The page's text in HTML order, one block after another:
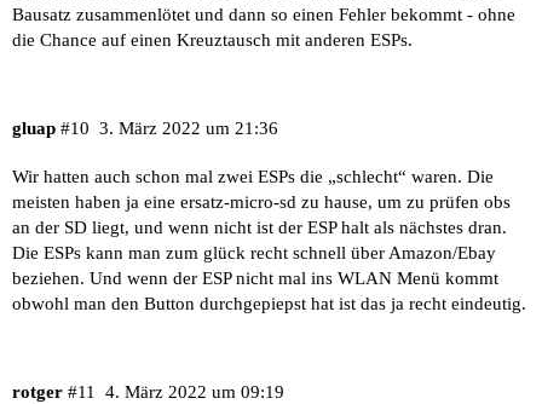
Bausatz zusammenlötet und dann so einen Fehler bekommt - ohne
die Chance auf einen Kreuztausch mit anderen ESPs.
gluap 3. März 2022 um 21:36
#10
Wir hatten auch schon mal zwei ESPs die „schlecht“ waren. Die
meisten haben ja eine ersatz-micro-sd zu hause, um zu prüfen obs
an der SD liegt, und wenn nicht ist der ESP halt als nächstes dran.
Die ESPs kann man zum glück recht schnell über Amazon/Ebay
beziehen. Und wenn der ESP nicht mal ins WLAN Menü kommt
obwohl man den Button durchgepiepst hat ist das ja recht eindeutig.
rotger 4. März 2022 um 09:19
#11